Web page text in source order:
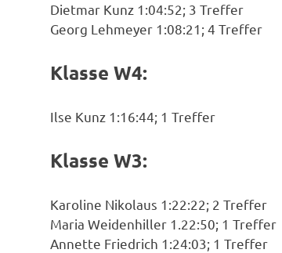
Dietmar Kunz 1:04:52; 3 Treffer
Georg Lehmeyer 1:08:21; 4 Treffer
Klasse W4:
Ilse Kunz 1:16:44; 1 Treffer
Klasse W3:
Karoline Nikolaus 1:22:22; 2 Treffer
Maria Weidenhiller 1.22:50; 1 Treffer
Annette Friedrich 1:24:03; 1 Treffer